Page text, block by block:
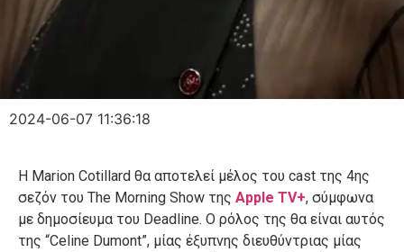
2024-06-07 11:36:18
H Marion Cotillard θα αποτελεί μέλος του cast της 4ης
σεζόν του The Morning Show της Apple TV+, σύμφωνα
με δημοσίευμα του Deadline. Ο ρόλος της θα είναι αυτός
της “Celine Dumont”, μίας έξυπνης διευθύντριας μίας